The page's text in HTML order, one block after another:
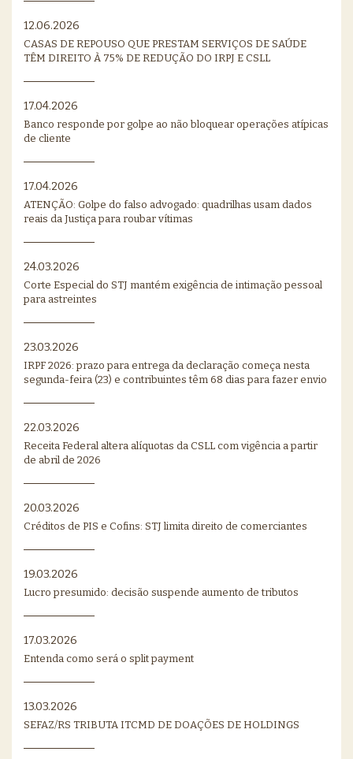
12.06.2026
CASAS DE REPOUSO QUE PRESTAM SERVIÇOS DE SAÚDE
TÊM DIREITO À 75% DE REDUÇÃO DO IRPJ E CSLL
17.04.2026
Banco responde por golpe ao não bloquear operações atípicas
de cliente
17.04.2026
ATENÇÃO: Golpe do falso advogado: quadrilhas usam dados
reais da Justiça para roubar vítimas
24.03.2026
Corte Especial do STJ mantém exigência de intimação pessoal
para astreintes
23.03.2026
IRPF 2026: prazo para entrega da declaração começa nesta
segunda-feira (23) e contribuintes têm 68 dias para fazer envio
22.03.2026
Receita Federal altera alíquotas da CSLL com vigência a partir
de abril de 2026
20.03.2026
Créditos de PIS e Cofins: STJ limita direito de comerciantes
19.03.2026
Lucro presumido: decisão suspende aumento de tributos
17.03.2026
Entenda como será o split payment
13.03.2026
SEFAZ/RS TRIBUTA ITCMD DE DOAÇÕES DE HOLDINGS